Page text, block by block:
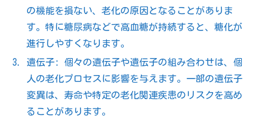
の機能を損ない、老化の原因となることがありま
す。特に糖尿病などで高血糖が持続すると、糖化が
進行しやすくなります。
遺伝子: 個々の遺伝子や遺伝子の組み合わせは、個
人の老化プロセスに影響を与えます。一部の遺伝子
変異は、寿命や特定の老化関連疾患のリスクを高め
ることがあります。